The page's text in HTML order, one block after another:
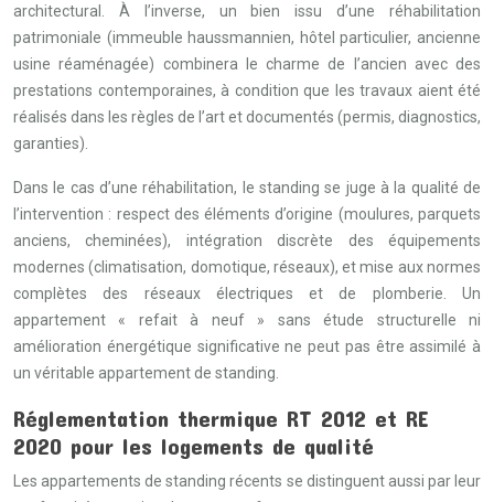
architectural. À l’inverse, un bien issu d’une réhabilitation
patrimoniale (immeuble haussmannien, hôtel particulier, ancienne
usine réaménagée) combinera le charme de l’ancien avec des
prestations contemporaines, à condition que les travaux aient été
réalisés dans les règles de l’art et documentés (permis, diagnostics,
garanties).
Dans le cas d’une réhabilitation, le standing se juge à la qualité de
l’intervention : respect des éléments d’origine (moulures, parquets
anciens, cheminées), intégration discrète des équipements
modernes (climatisation, domotique, réseaux), et mise aux normes
complètes des réseaux électriques et de plomberie. Un
appartement « refait à neuf » sans étude structurelle ni
amélioration énergétique significative ne peut pas être assimilé à
un véritable appartement de standing.
Réglementation thermique RT 2012 et RE
2020 pour les logements de qualité
Les appartements de standing récents se distinguent aussi par leur